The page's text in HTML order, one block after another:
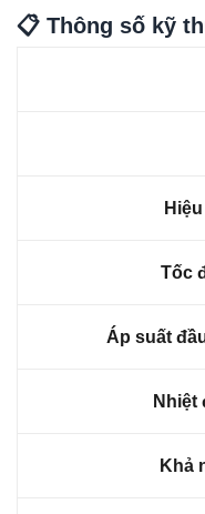
📋 Thông số kỹ
Tốc
Áp suất
Nhiệt
Khả